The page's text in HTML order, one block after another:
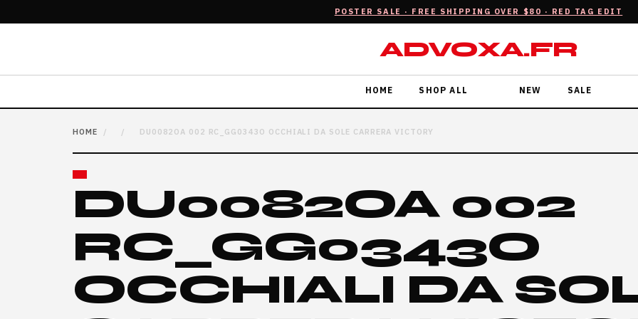
POSTER SALE · FREE SHIPPING OVER $80 · RED TAG EDIT
ADVOXA.FR
HOME SHOP ALL NEW SALE
HOME / / DU0082OA 002 RC_GG0343O OCCHIALI DA SOLE CARRERA VICTORY
DU0082OA 002
RC_GG0343O
OCCHIALI DA